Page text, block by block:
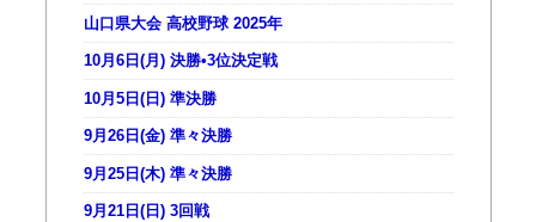
山口県大会 高校野球 2025年
10月6日(月) 決勝•3位決定戦
10月5日(日) 準決勝
9月26日(金) 準々決勝
9月25日(木) 準々決勝
9月21日(日) 3回戦